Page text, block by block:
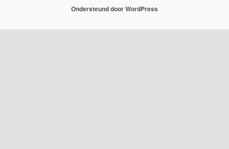
Ondersteund door WordPress